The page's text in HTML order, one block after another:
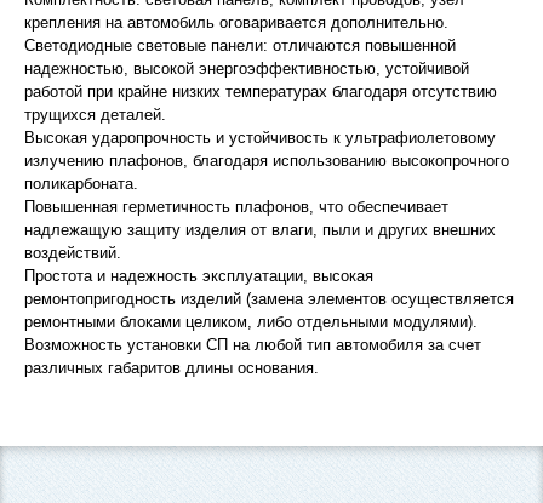
крепления на автомобиль оговаривается дополнительно.
Светодиодные световые панели: отличаются повышенной
надежностью, высокой энергоэффективностью, устойчивой
работой при крайне низких температурах благодаря отсутствию
трущихся деталей.
Высокая ударопрочность и устойчивость к ультрафиолетовому
излучению плафонов, благодаря использованию высокопрочного
поликарбоната.
Повышенная герметичность плафонов, что обеспечивает
надлежащую защиту изделия от влаги, пыли и других внешних
воздействий.
Простота и надежность эксплуатации, высокая
ремонтопригодность изделий (замена элементов осуществляется
ремонтными блоками целиком, либо отдельными модулями).
Возможность установки СП на любой тип автомобиля за счет
различных габаритов длины основания.